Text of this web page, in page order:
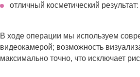
отличный косметический
В ходе операции мы используем
видеокамерой; возможность
максимально точно, что исключает